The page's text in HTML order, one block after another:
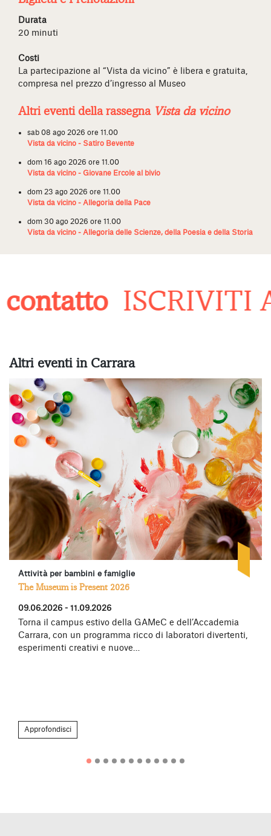
Durata
20 minuti
Costi
La partecipazione al “Vista da vicino” è libera e gratuita,
compresa nel prezzo d’ingresso al Museo
Altri eventi della rassegna Vista da vicino
sab 08 ago 2026 ore 11.00
Vista da vicino - Satiro Bevente
dom 16 ago 2026 ore 11.00
Vista da vicino - Giovane Ercole al bivio
dom 23 ago 2026 ore 11.00
Vista da vicino - Allegoria della Pace
dom 30 ago 2026 ore 11.00
Vista da vicino - Allegoria delle Scienze, della Poesia e della Storia
ISCRIVITI
Altri eventi in Carrara
Attività per bambini e famiglie
The Museum is Present 2026
09.06.2026 - 11.09.2026
Torna il campus estivo della GAMeC e dell’Accademia
Carrara, con un programma ricco di laboratori divertenti,
esperimenti creativi e nuove…
Approfondisci